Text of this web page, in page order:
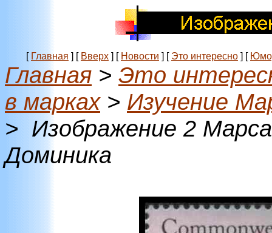
[ Главная ] [ Вверх ] [ Новости ] [ Это интересно ] [
Главная > Это
в марках> Изучение
> Изображение 2
Доминика